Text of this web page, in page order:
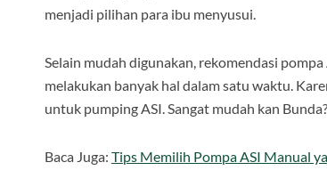
menjadi pilihan para ibu menyusui.
Selain mudah digunakan, rekomendasi
melakukan banyak hal dalam satu waktu.
untuk pumping ASI. Sangat mudah kan
Baca Juga: Tips Memilih Pompa ASI Manual